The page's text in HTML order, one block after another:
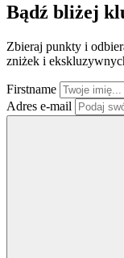
Bądź bliżej
Zbieraj punkty i
zniżek i
Firstname
Adres e-mail